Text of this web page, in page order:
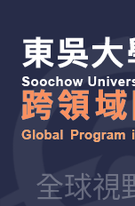
全球視